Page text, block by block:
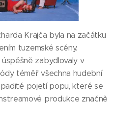
Krajča byla na začátku
tuzemské scény.
zabydlovaly v
téměř všechna hudební
pojetí popu, které se
produkce značně